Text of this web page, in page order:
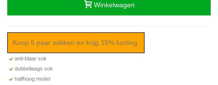
Winkelwagen
Koop 5 paar sokken en krijg 15% korting.
anti-blaar sok
dubbellaags sok
halfhoog model